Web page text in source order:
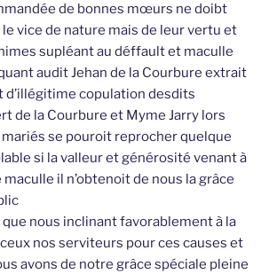
de bonnes mœurs ne doibt
vice de nature mais de leur vertu et
supléant au déffault et maculle
audit Jehan de la Courbure extrait
d’illégitime copulation desdits
de la Courbure et Myme Jarry lors
se pouroit reprocher quelque
si la valleur et générosité venant à
il n’obtenoit de nous la grâce
nous inclinant favorablement à la
nos serviteurs pour ces causes et
avons de notre grâce spéciale pleine